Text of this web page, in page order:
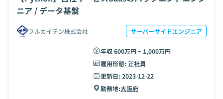
ニア / データ基盤
フルカイテン株式会社 サーバーサイドエンジニア
年収 600万円 ~ 1,000万円
雇用形態: 正社員
更新日: 2023-12-22
勤務地:大阪府